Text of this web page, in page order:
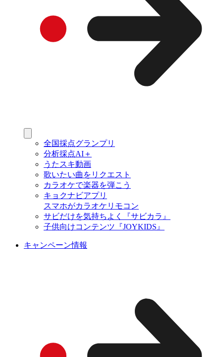
全国採点グランプリ
分析採点AI＋
うたスキ動画
歌いたい曲をリクエスト
カラオケで楽器を弾こう
キョクナビアプリ
スマホがカラオケリモコン
サビだけを気持ちよく『サビカラ』
子供向けコンテンツ『JOYKIDS』
キャンペーン情報